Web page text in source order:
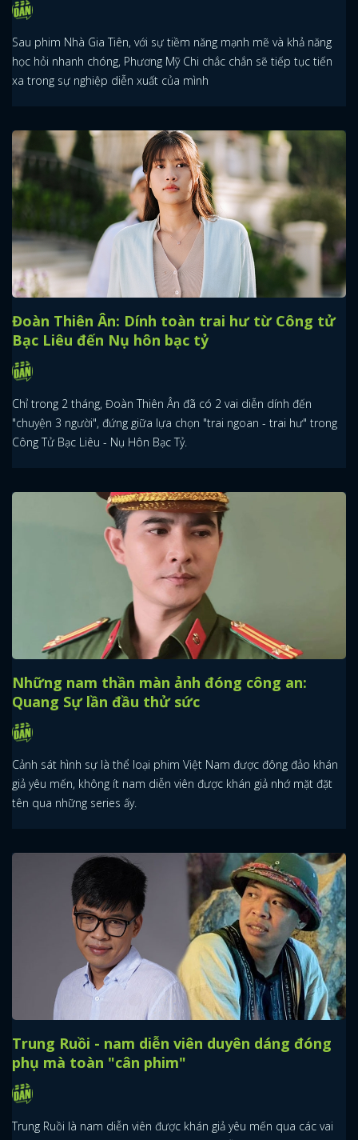
Sau phim Nhà Gia Tiên, với sự tiềm năng mạnh mẽ và khả năng
học hỏi nhanh chóng, Phương Mỹ Chi chắc chắn sẽ tiếp tục tiến
xa trong sự nghiệp diễn xuất của mình
Đoàn Thiên Ân: Dính toàn trai hư từ Công tử
Bạc Liêu đến Nụ hôn bạc tỷ
Chỉ trong 2 tháng, Đoàn Thiên Ân đã có 2 vai diễn dính đến
"chuyện 3 người", đứng giữa lựa chọn "trai ngoan - trai hư" trong
Công Tử Bạc Liêu - Nụ Hôn Bạc Tỷ.
Những nam thần màn ảnh đóng công an:
Quang Sự lần đầu thử sức
Cảnh sát hình sự là thể loại phim Việt Nam được đông đảo khán
giả yêu mến, không ít nam diễn viên được khán giả nhớ mặt đặt
tên qua những series ấy.
Trung Ruồi - nam diễn viên duyên dáng đóng
phụ mà toàn "cân phim"
Trung Ruồi là nam diễn viên được khán giả yêu mến qua các vai